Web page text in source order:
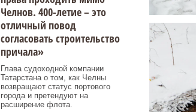
Челнов. 400-летие – это
отличный повод
согласовать строительство
причала»
Глава судоходной компании
Татарстана о том, как Челны
возвращают статус портового
города и претендуют на
расширение флота.